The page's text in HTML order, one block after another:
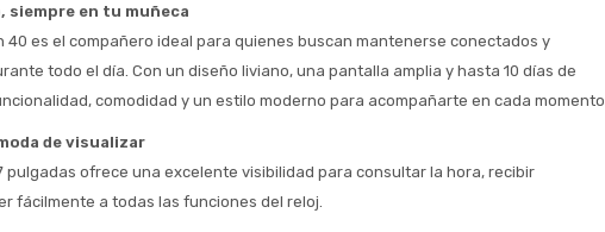
siempre en tu muñeca
40 es el compañero ideal para quienes buscan mantenerse conectados y
todo el día. Con un diseño liviano, una pantalla amplia y hasta 10 días de
comodidad y un estilo moderno para acompañarte en cada momento.
de visualizar
pulgadas ofrece una excelente visibilidad para consultar la hora, recibir
fácilmente a todas las funciones del reloj.
Comprá ahora y Pagá
Después, hasta en 12
* sujeto aprobación crediticia
Cédula de identidad
Estimado/a
Estás calificado para comprar usando Pago
Después.